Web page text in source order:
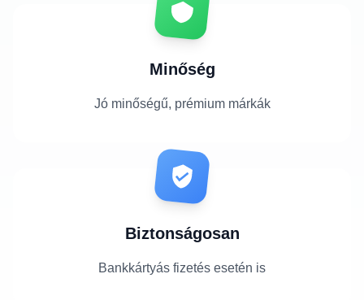
Minőség
Jó minőségű, prémium márkák
Biztonságosan
Bankkártyás fizetés esetén is